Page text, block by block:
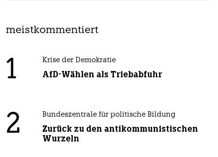
meistkommentiert
1 Krise der Demokratie
AfD-Wählen als Triebabfuhr
2 Bundeszentrale für politische Bildung
Zurück zu den antikommunistischen
Wurzeln